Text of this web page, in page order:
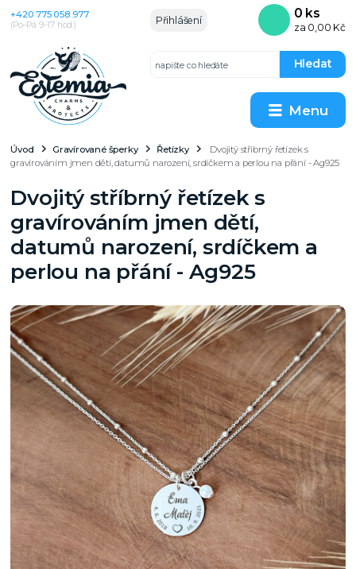
Menu
Přihlášení
Hledat
+420 775 058 977
(Po–Pá 9–17 hod.)
0 ks
za 0,00 Kč
Úvod Gravírované šperky Řetízky
Dvojitý stříbrný řetízek s
gravírováním jmen dětí, datumů narození, srdíčkem a perlou na přání - Ag925
Dvojitý stříbrný řetízek s
gravírováním jmen dětí,
datumů narození, srdíčkem a
perlou na přání - Ag925